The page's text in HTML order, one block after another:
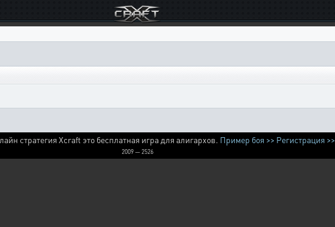
стратегия Xcraft это бесплатная игра для алигархов. Пример боя >> Регистрация >>
2009 — 2526